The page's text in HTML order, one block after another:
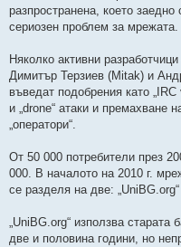
разпространена, което
сериозен проблем за мрежата.
Няколко активни
Димитър Терзиев (Mitak) и
въведат подобрения като
и „drone“ атаки и премахване
„оператори“.
От 50 000 потребители през
000. В началото на 2010 г.
се разделя на две: „UniBG.org“
„UniBG.org“ използва
две и половина години, но